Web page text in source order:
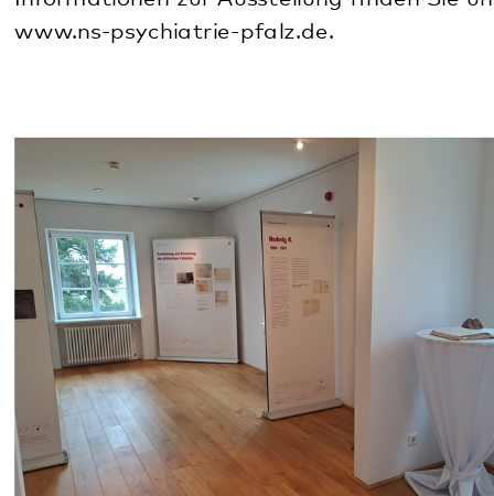
Klingenmünster / Pfalz in Verbindung mit Baden,
Bayern, Elsass und Lothringen“ erschien
verlegt mit dem Schriftzug „Heil-
und Pflegeanstalt Klingenmünster. Ab 1934
wurden mindestens 366 Menschen
zwangssterilisiert. Im Zuge der Evakuierung der
Anstalt am 10. September 1939 verlegte man 1251
Menschen in bayerische Anstalten. Von ihnen
wurden mindestens 223 Menschen in
Tötungsanstalten ermordet. Etwa 1700 Menschen
ließ man in Klingenmünster von 1942 bis 1945
verhungern.“
Im gleichen Jahr jährte sich die Evakuierung der
Klinik zum 80. Mal, daher wurde am10.09.2019